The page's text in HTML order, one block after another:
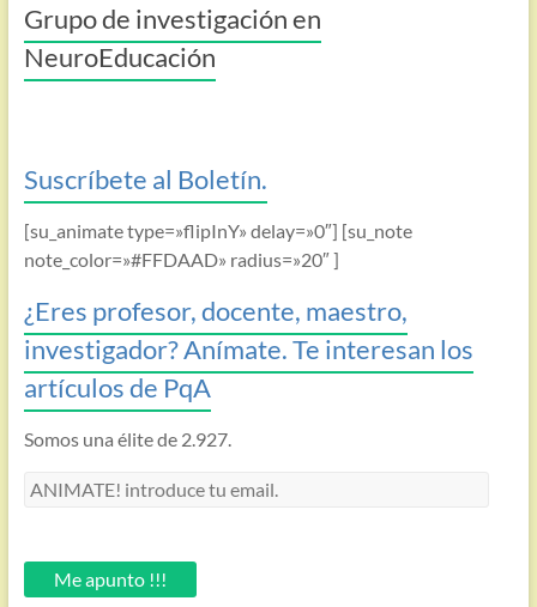
Grupo de investigación en
NeuroEducación
Suscríbete al Boletín.
[su_animate type=»flipInY» delay=»0″] [su_note
note_color=»#FFDAAD» radius=»20″ ]
¿Eres profesor, docente, maestro,
investigador? Anímate. Te interesan los
artículos de PqA
Somos una élite de 2.927.
ANIMATE!
email.Me apunto !!!